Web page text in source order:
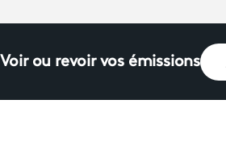
Voir ou revoir vos émissions